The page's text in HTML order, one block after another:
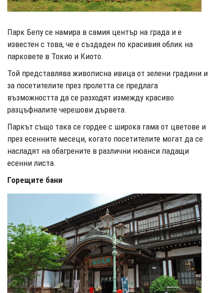
Парк Бепу се намира в самия център на града и е
известен с това, че е създаден по красивия облик на
парковете в Токио и Киото.
Той представлява живописна ивица от зелени градини и
за посетителите през пролетта се предлага
възможността да се разходят измежду красиво
разцъфналите черешови дървета.
Паркът също така се гордее с широка гама от цветове и
през есенните месеци, когато посетителите могат да се
насладят на обагрените в различни нюанси падащи
есенни листа.
Горещите бани